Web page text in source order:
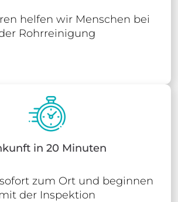
helfen wir Menschen bei
Rohrreinigung
in 20 Minuten
zum Ort und beginnen
der Inspektion